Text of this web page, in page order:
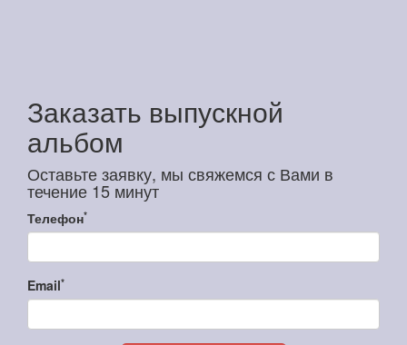
Заказать выпускной
альбом
Оставьте заявку, мы свяжемся с Вами в
течение 15 минут
Телефон*
Email*